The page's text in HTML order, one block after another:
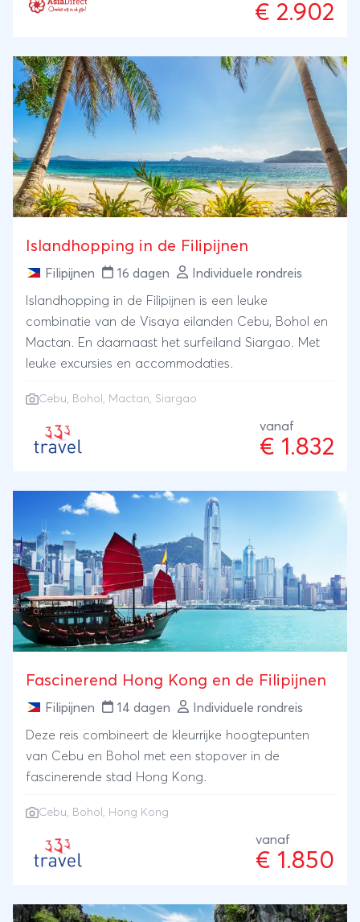
je hoofdstad Manila vindt), Bohol (met de unieke
Hills), en Siquijor, Mactan en Siargao, waar je kunt
gaan zwemmen en snorkelen, prachtige
strandwandelingen gaat maken, met bootjes en al
zwemmend gave grotten ziet, tussen kwallen kunt
zwemmen (ze steken niet), kunt gaan surfen, van
rotsen gaat duiken (als je wilt), in een waterval mag
poedelen en naar lagunes vaart.
€ 2.902
Islandhopping in de Filipijnen
Filipijnen 16 dagen Individuele rondreis
Islandhopping in de Filipijnen is een leuke
combinatie van de Visaya eilanden Cebu, Bohol en
Mactan. En daarnaast het surfeiland Siargao. Met
leuke excursies en accommodaties.
Cebu, Bohol, Mactan, Siargao
vanaf
€ 1.832
Fascinerend Hong Kong en de Filipijnen
Filipijnen 14 dagen Individuele rondreis
Deze reis combineert de kleurrijke hoogtepunten
van Cebu en Bohol met een stopover in de
fascinerende stad Hong Kong.
Cebu, Bohol, Hong Kong
vanaf
€ 1.850